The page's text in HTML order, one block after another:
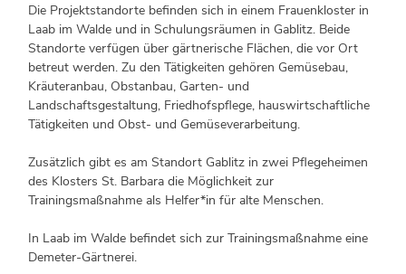
Die Projektstandorte befinden sich in einem Frauenkloster in
Laab im Walde und in Schulungsräumen in Gablitz. Beide
Standorte verfügen über gärtnerische Flächen, die vor Ort
betreut werden. Zu den Tätigkeiten gehören Gemüsebau,
Kräuteranbau, Obstanbau, Garten- und
Landschaftsgestaltung, Friedhofspflege, hauswirtschaftliche
Tätigkeiten und Obst- und Gemüseverarbeitung.
Zusätzlich gibt es am Standort Gablitz in zwei Pflegeheimen
des Klosters St. Barbara die Möglichkeit zur
Trainingsmaßnahme als Helfer*in für alte Menschen.
In Laab im Walde befindet sich zur Trainingsmaßnahme eine
Demeter-Gärtnerei.